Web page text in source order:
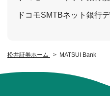
松井証券ホーム MATSUI Bank
ドコモSMTBネット銀行